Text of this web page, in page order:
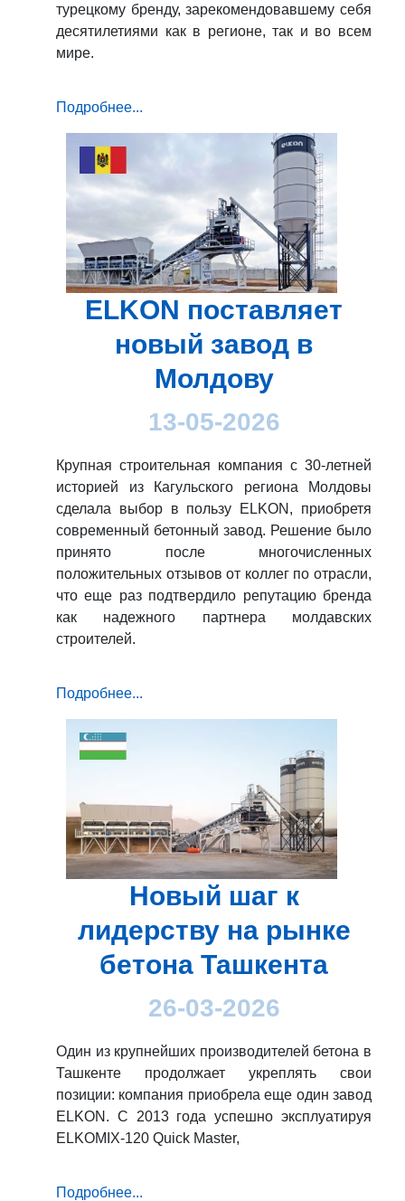
турецкому бренду, зарекомендовавшему себя
десятилетиями как в регионе, так и во всем
мире.
Подробнее...
ELKON поставляет
новый завод в
Молдову
13-05-2026
Крупная строительная компания с 30-летней
историей из Кагульского региона Молдовы
сделала выбор в пользу ELKON, приобретя
современный бетонный завод. Решение было
принято после многочисленных
положительных отзывов от коллег по отрасли,
что еще раз подтвердило репутацию бренда
как надежного партнера молдавских
строителей.
Подробнее...
Новый шаг к
лидерству на рынке
бетона Ташкента
26-03-2026
Один из крупнейших производителей бетона в
Ташкенте продолжает укреплять свои
позиции: компания приобрела еще один завод
ELKON. С 2013 года успешно эксплуатируя
ELKOMIX-120 Quick Master,
Подробнее...